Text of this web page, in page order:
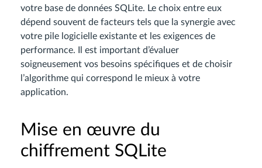
votre base de données SQLite. Le choix entre eux
dépend souvent de facteurs tels que la synergie avec
votre pile logicielle existante et les exigences de
performance. Il est important d’évaluer
soigneusement vos besoins spécifiques et de choisir
l’algorithme qui correspond le mieux à votre
application.
Mise en œuvre du
chiffrement SQLite